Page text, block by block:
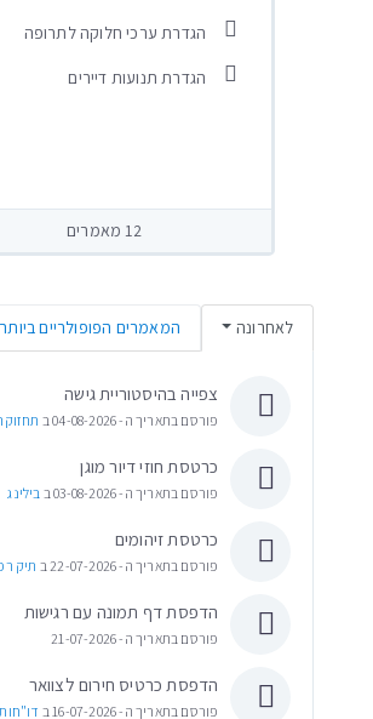
הגדרת ערכי חלוקה לתרופה
הגדרת תנועות דיירים
12 מאמרים
לאחרונה המאמרים הפופולריים ביותר
צפייה בהיסטוריית גישה
פורסם בתאריך ה- 04-08-2026 ב
כרטסת חוזי דיור מוגן
פורסם בתאריך ה- 03-08-2026 ב בילינג
כרטסת זיהומים
פורסם בתאריך ה- 22-07-2026 ב תיק
הדפסת דף תמונה עם רגישות
פורסם בתאריך ה- 21-07-2026
הדפסת כרטיס חירום לצוואר
פורסם בתאריך ה- 16-07-2026 ב דו"חות